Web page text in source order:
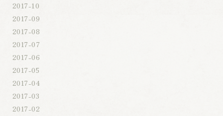
2017-10
2017-09
2017-08
2017-07
2017-06
2017-05
2017-04
2017-03
2017-02